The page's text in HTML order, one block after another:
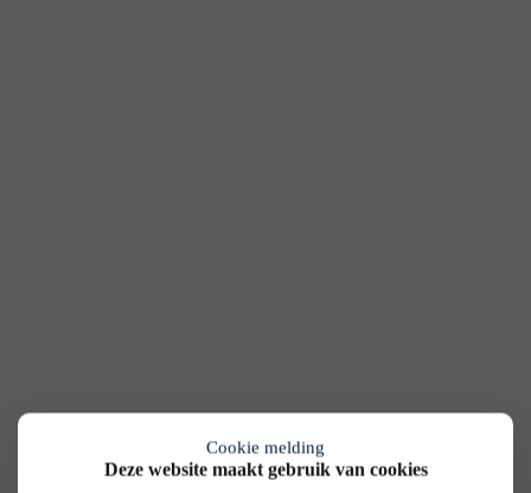
Cookie melding
Deze website maakt gebruik van cookies